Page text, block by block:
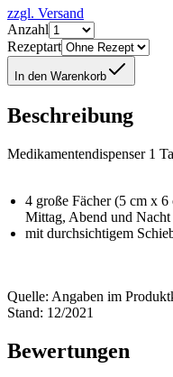
zzgl. Versand
Anzahl
Rezeptart
In den Warenkorb
Beschreibung
Medikamentendispenser 1
4 große Fächer (5 cm x
Mittag, Abend und Nacht
mit durchsichtigem
Quelle: Angaben im
Stand: 12/2021
Bewertungen